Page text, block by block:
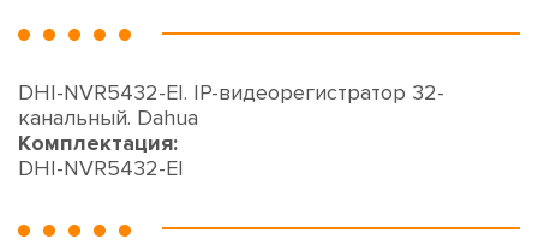
DHI-NVR5432-EI. IP-видеорегистратор 32-
канальный. Dahua
Комплектация:
DHI-NVR5432-EI